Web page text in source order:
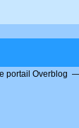
portail Overblog